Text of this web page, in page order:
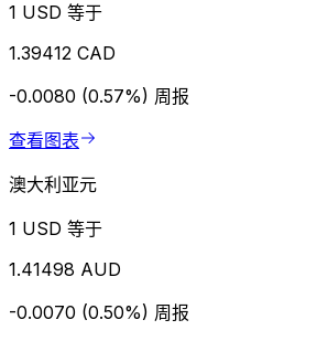
1 USD 等于
1.39412 CAD
-0.0080 (0.57%) 周报
查看图表
澳大利亚元
1 USD 等于
1.41498 AUD
-0.0070 (0.50%) 周报